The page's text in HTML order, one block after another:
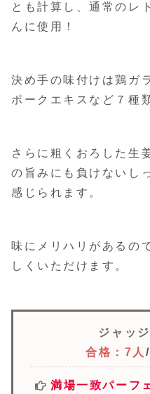
とも計算し、通常のレ
んに使用！
決め手の味付けは鶏ガ
ポークエキスなど７種
さらに粗くおろした生
の旨みにも負けないし
感じられます。
味にメリハリがあるの
しくいただけます。
ジャッ
合格：7人 /
満場一致パーフ